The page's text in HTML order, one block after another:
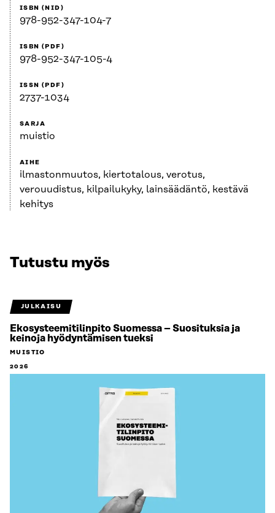
ISBN (NID)
978-952-347-104-7
ISBN (PDF)
978-952-347-105-4
ISSN (PDF)
2737-1034
SARJA
muistio
AIHE
ilmastonmuutos, kiertotalous, verotus,
verouudistus, kilpailukyky, lainsäädäntö, kestävä
kehitys
Tutustu myös
JULKAISU
Ekosysteemitilinpito Suomessa – Suosituksia ja
keinoja hyödyntämisen tueksi
MUISTIO
2026